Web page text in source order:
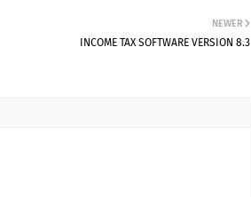
NEWER
INCOME TAX SOFTWARE VERSION 8.3